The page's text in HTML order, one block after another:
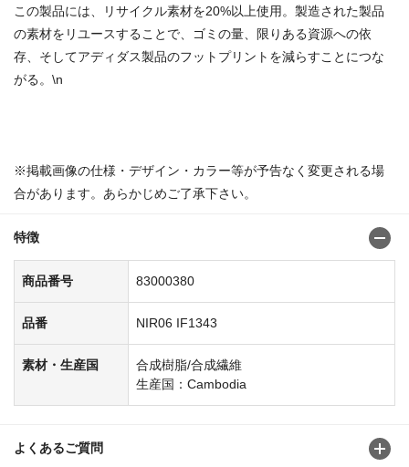
この製品には、リサイクル素材を20%以上使用。製造された製品
の素材をリユースすることで、ゴミの量、限りある資源への依
存、そしてアディダス製品のフットプリントを減らすことにつな
がる。\n
※掲載画像の仕様・デザイン・カラー等が予告なく変更される場
合があります。あらかじめご了承下さい。
特徴
商品番号 83000380
品番 NIR06 IF1343
素材・生産国
合成樹脂/合成繊維
生産国：Cambodia
よくあるご質問